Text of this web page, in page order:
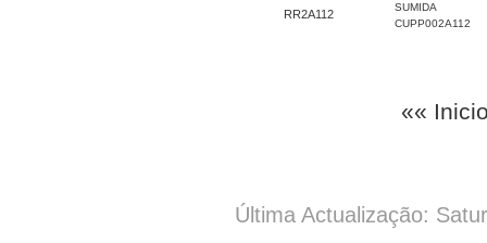
RR2A112
SUMIDA
CUPP002A112
««
Última Actualização: